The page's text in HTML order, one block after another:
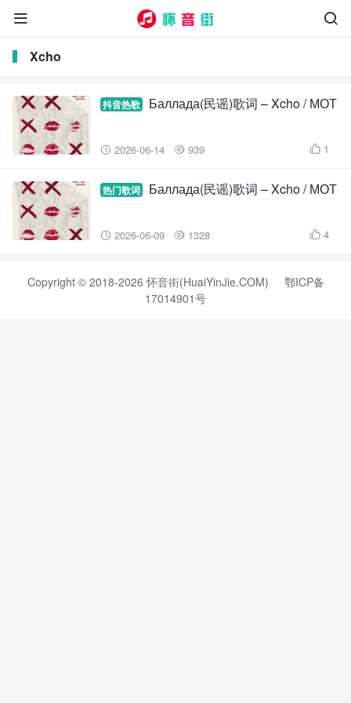


Xcho
抖音热歌 Баллада(民谣)歌词 – Xcho / МОТ
 2026-06-14  939  1
热门歌词 Баллада(民谣)歌词 – Xcho / МОТ
 2026-06-09  1328  4
Copyright © 2018-2026 怀音街(HuaiYinJie.COM)
鄂ICP备
17014901号